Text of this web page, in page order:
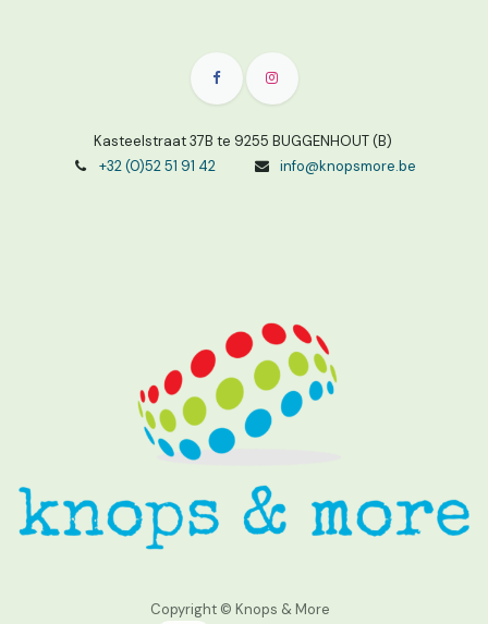
Kasteelstraat 37B te 9255 BUGGENHOUT (B)
+32 (0)52 51 91 42
info@knopsmore.be
Copyright © Knops & More